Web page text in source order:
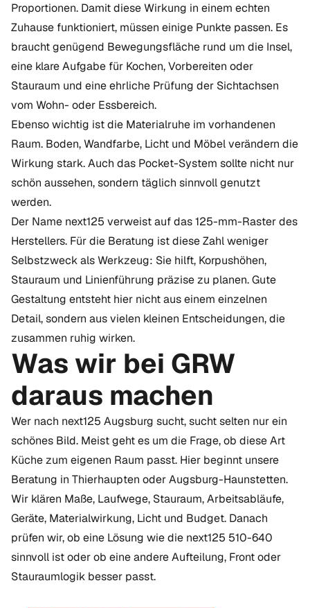
Proportionen. Damit diese Wirkung in einem echten
Zuhause funktioniert, müssen einige Punkte passen. Es
braucht genügend Bewegungsfläche rund um die Insel,
eine klare Aufgabe für Kochen, Vorbereiten oder
Stauraum und eine ehrliche Prüfung der Sichtachsen
vom Wohn- oder Essbereich.
Ebenso wichtig ist die Materialruhe im vorhandenen
Raum. Boden, Wandfarbe, Licht und Möbel verändern die
Wirkung stark. Auch das Pocket-System sollte nicht nur
schön aussehen, sondern täglich sinnvoll genutzt
werden.
Der Name next125 verweist auf das 125-mm-Raster des
Herstellers. Für die Beratung ist diese Zahl weniger
Selbstzweck als Werkzeug: Sie hilft, Korpushöhen,
Stauraum und Linienführung präzise zu planen. Gute
Gestaltung entsteht hier nicht aus einem einzelnen
Detail, sondern aus vielen kleinen Entscheidungen, die
zusammen ruhig wirken.
Was wir bei GRW
daraus machen
Wer nach next125 Augsburg sucht, sucht selten nur ein
schönes Bild. Meist geht es um die Frage, ob diese Art
Küche zum eigenen Raum passt. Hier beginnt unsere
Beratung in Thierhaupten oderAugsburg-Haunstetten.
Wir klären Maße, Laufwege, Stauraum, Arbeitsabläufe,
Geräte, Materialwirkung, Licht und Budget. Danach
prüfen wir, ob eine Lösung wie die next125 510-640
sinnvoll ist oder ob eine andere Aufteilung, Front oder
Stauraumlogik besser passt.